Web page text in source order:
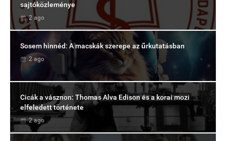
sajtóközleménye
2 ago
Sosem hinnéd: A macskák szerepe az űrkutatásban
2 ago
Cicák a vásznon: Thomas Alva Edison és a korai mozi
elfeledett története
2 ago